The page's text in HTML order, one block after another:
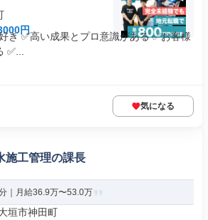
円
き ✅高い成果とプロ意識がある ✅お客様
気になる
施工管理の課長
｜月給36.9万〜53.0万
垣市神田町